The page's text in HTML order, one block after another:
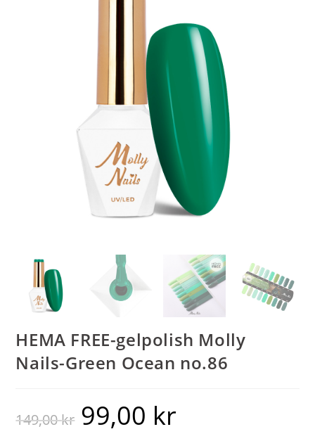
HEMA FREE-gelpolish Molly
Nails-Green Ocean no.86
149,00kr 99,00 kr